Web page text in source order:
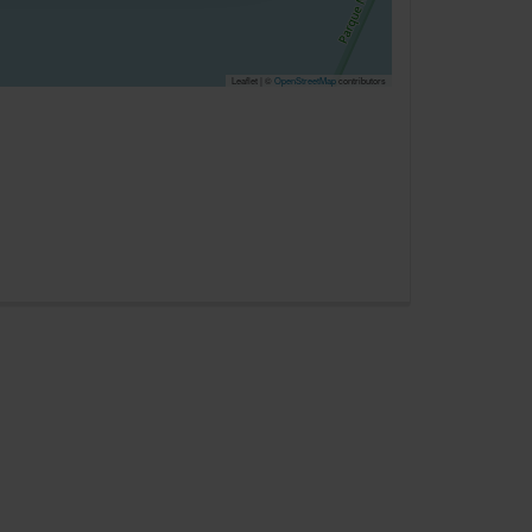
Klick auf die
Die Einwilligung umfasst
aufrufen und Cookies
(z.B.
Leaflet | © OpenStreetMapcontributors